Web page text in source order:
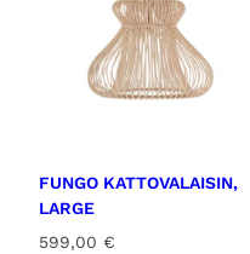
FUNGO KATTOVALAISIN,
LARGE
599,00 €